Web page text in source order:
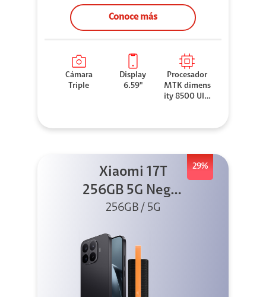
Conoce más
Cámara
Triple
Display
6.59"
Procesador
MTK dimens
ity 8500 Ultr
29%
Xiaomi 17T
256GB 5G Negro
+ Sound
256GB / 5G